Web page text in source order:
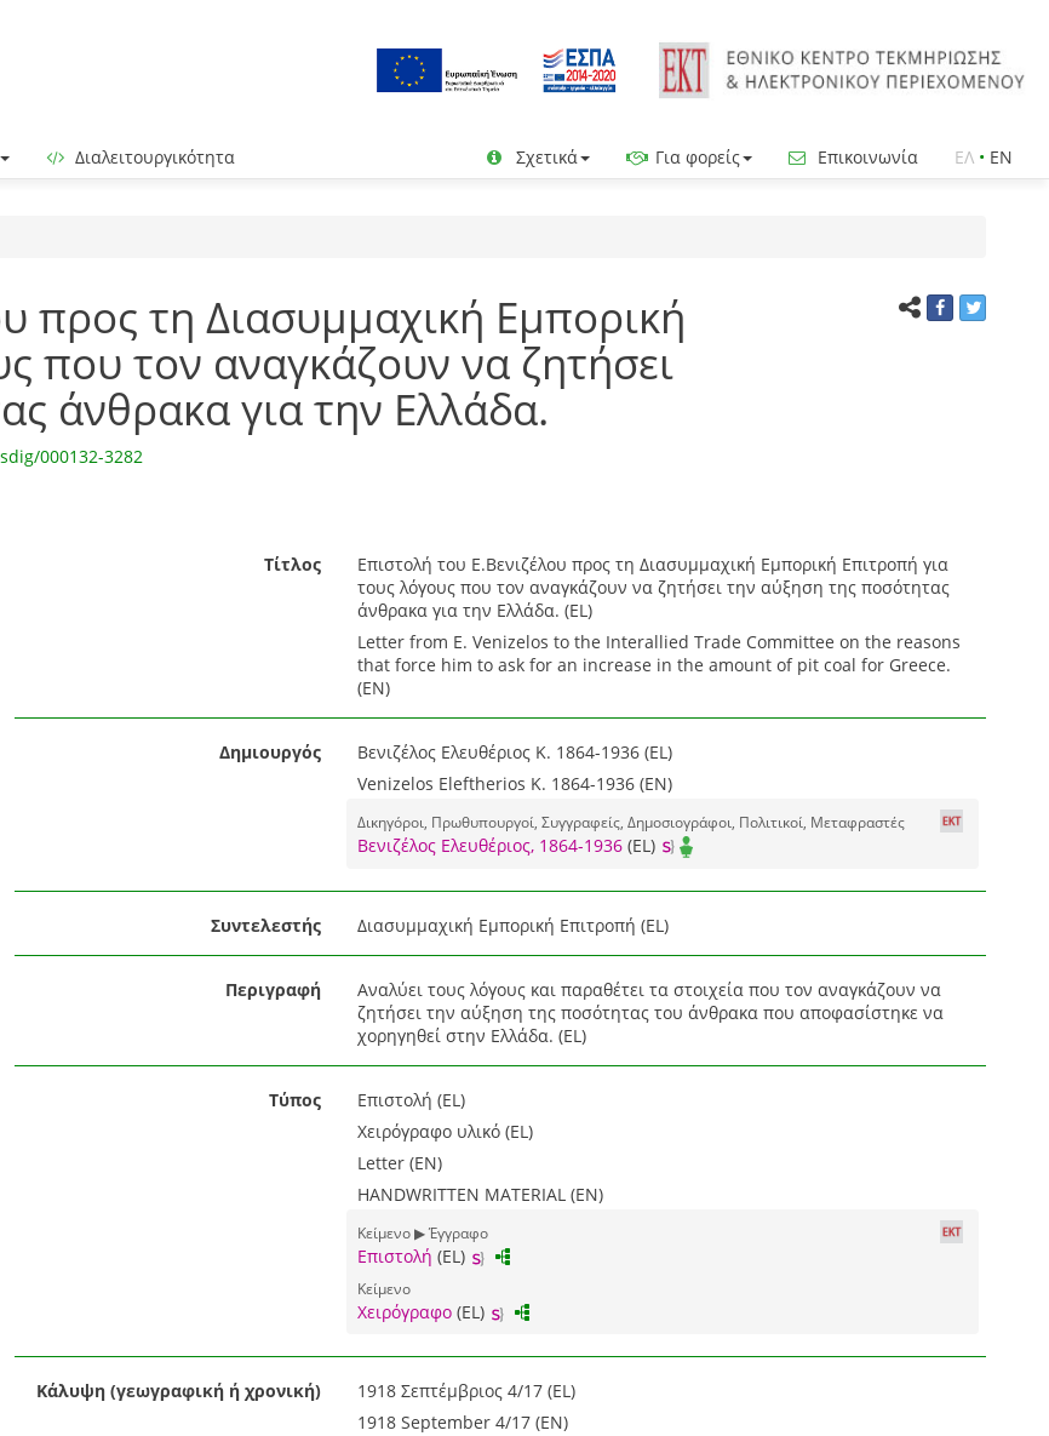
Διαλειτουργικότητα Σχετικά Για φορείς Επικοινωνία ΕΛ • EN
προς τη Διασυμμαχική Εμπορική
που τον αναγκάζουν να ζητήσει
άνθρακα για την Ελλάδα.
000132-3282
Τίτλος
Επιστολή του Ε.Βενιζέλου προς τη Διασυμμαχική Εμπορική Επιτροπή για
τους λόγους που τον αναγκάζουν να ζητήσει την αύξηση της ποσότητας
άνθρακα για την Ελλάδα. (EL)
Letter from E. Venizelos to the Interallied Trade Committee on the reasons
that force him to ask for an increase in the amount of pit coal for Greece.
(EN)
Δημιουργός
Βενιζέλος Ελευθέριος Κ. 1864-1936 (EL)
Venizelos Eleftherios K. 1864-1936 (EN)
Δικηγόροι, Πρωθυπουργοί, Συγγραφείς, Δημοσιογράφοι, Πολιτικοί, Μεταφραστές
Βενιζέλος Ελευθέριος, 1864-1936(EL)
Συντελεστής Διασυμμαχική Εμπορική Επιτροπή (EL)
Περιγραφή
Αναλύει τους λόγους και παραθέτει τα στοιχεία που τον αναγκάζουν να
ζητήσει την αύξηση της ποσότητας του άνθρακα που αποφασίστηκε να
χορηγηθεί στην Ελλάδα. (EL)
Τύπος
Επιστολή (EL)
Χειρόγραφο υλικό (EL)
Letter (EN)
HANDWRITTEN MATERIAL (EN)
Κείμενο ▶ Έγγραφο
Επιστολή (EL)
Κείμενο
Χειρόγραφο(EL)
Κάλυψη (γεωγραφική ή χρονική)
1918 Σεπτέμβριος 4/17 (EL)
1918 September 4/17 (EN)